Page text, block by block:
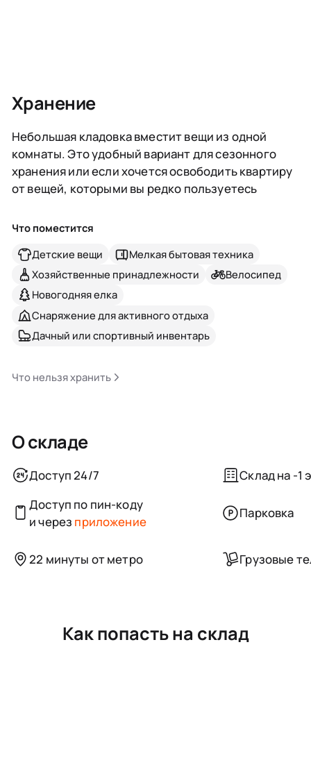
Хранение
Небольшая кладовка вместит вещи из одной
комнаты. Это удобный вариант для сезонного
хранения или если хочется освободить квартиру
от вещей, которыми вы редко пользуетесь
Что поместится
Детские вещи
Мелкая бытовая техника
Хозяйственные принадлежности
Велосипед
Новогодняя елка
Снаряжение для активного отдыха
Дачный или спортивный инвентарь
Что нельзя хранить
О складе
Доступ 24/7
Склад на -1
Доступ по пин-коду
и через приложение
Парковка
22 минуты от метро Грузовые
Как попасть на склад